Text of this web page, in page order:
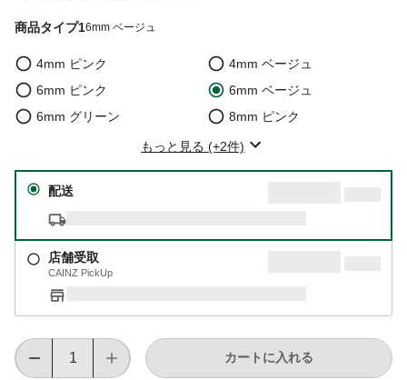
商品タイプ16mm ベージュ
4mm ピンク
4mm ベージュ
6mm ピンク
6mm ベージュ
6mm グリーン
8mm ピンク
もっと見る (+2件)
配送
店舗受取
CAINZ PickUp
カートに入れる